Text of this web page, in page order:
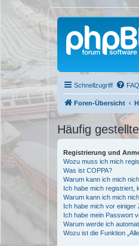
Schnellzugriff FAQ
Foren-Übersicht
Häufig
Registrierung und
Wozu muss ich mich
Was ist COPPA?
Warum kann ich mich
Ich habe mich registriert,
Warum kann ich mich
Ich habe mich vor einiger
Ich habe mein Passwort
Warum werde ich
Wozu ist die Funktion